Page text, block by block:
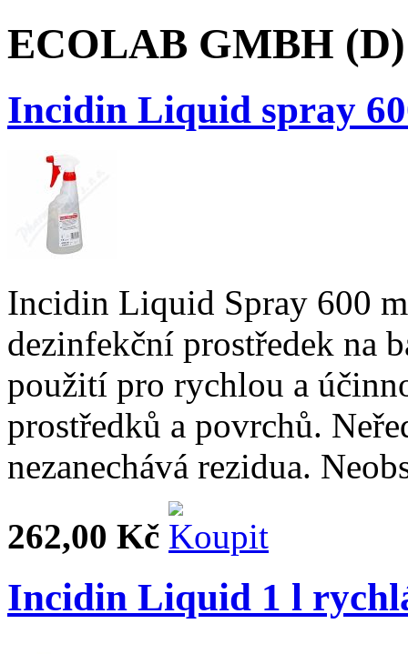
ECOLAB GMBH (D)
Incidin Liquid spray
Incidin Liquid Spray 600
dezinfekční prostředek na
použití pro rychlou a
prostředků a povrchů.
nezanechává rezidua.
262,00 Kč
Incidin Liquid 1 l